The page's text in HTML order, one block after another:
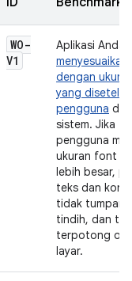
WO-
V1
Aplikasi Anda
menyesuaikan
dengan
yang disetel
pengguna di
sistem. Jika
pengguna
ukuran font
lebih besar,
teks dan
tidak
tindih, dan
terpotong
layar.